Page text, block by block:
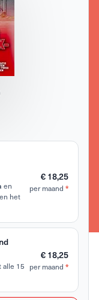
en
het
€ 18,25
per maand *
alle 15
€ 18,25
per maand *